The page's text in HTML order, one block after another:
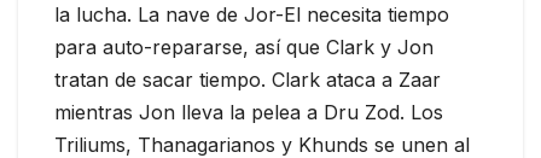
la lucha. La nave de Jor-El necesita tiempo
para auto-repararse, así que Clark y Jon
tratan de sacar tiempo. Clark ataca a Zaar
mientras Jon lleva la pelea a Dru Zod. Los
Triliums, Thanagarianos y Khunds se unen al